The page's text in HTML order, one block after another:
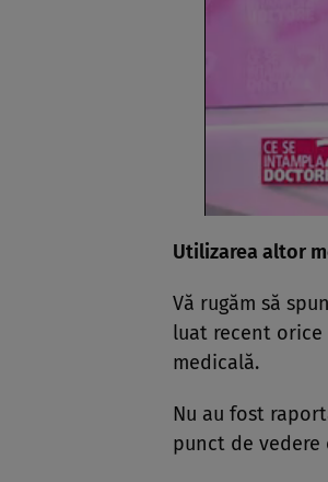
Utilizarea altor
Vă rugăm să
luat recent
medicală.
Nu au fost
punct de vedere